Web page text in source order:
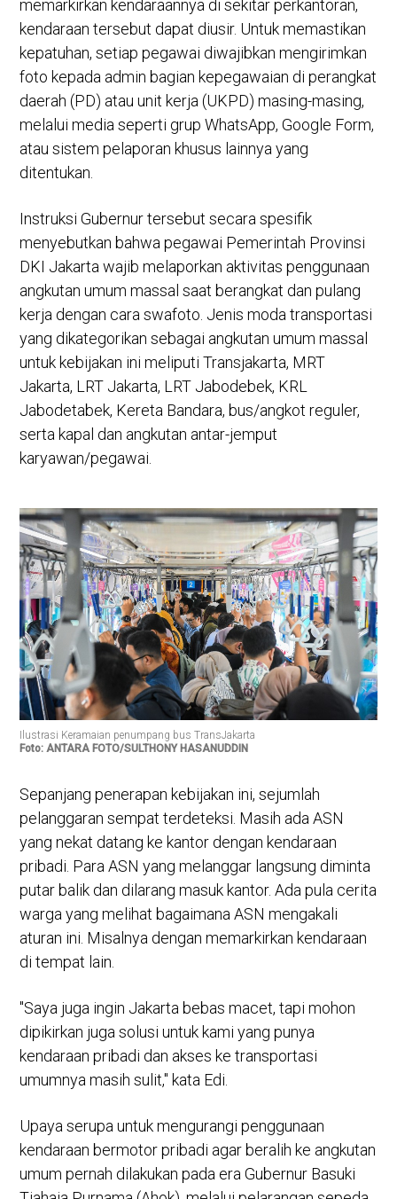
memarkirkan kendaraannya di sekitar perkantoran,
kendaraan tersebut dapat diusir. Untuk memastikan
kepatuhan, setiap pegawai diwajibkan mengirimkan
foto kepada admin bagian kepegawaian di perangkat
daerah (PD) atau unit kerja (UKPD) masing-masing,
melalui media seperti grup WhatsApp, Google Form,
atau sistem pelaporan khusus lainnya yang
ditentukan.
Instruksi Gubernur tersebut secara spesifik
menyebutkan bahwa pegawai Pemerintah Provinsi
DKI Jakarta wajib melaporkan aktivitas penggunaan
angkutan umum massal saat berangkat dan pulang
kerja dengan cara swafoto. Jenis moda transportasi
yang dikategorikan sebagai angkutan umum massal
untuk kebijakan ini meliputi Transjakarta, MRT
Jakarta, LRT Jakarta, LRT Jabodebek, KRL
Jabodetabek, Kereta Bandara, bus/angkot reguler,
serta kapal dan angkutan antar-jemput
karyawan/pegawai.
Ilustrasi Keramaian penumpang bus TransJakarta
Foto: ANTARA FOTO/SULTHONY HASANUDDIN
Sepanjang penerapan kebijakan ini, sejumlah
pelanggaran sempat terdeteksi. Masih ada ASN
yang nekat datang ke kantor dengan kendaraan
pribadi. Para ASN yang melanggar langsung diminta
putar balik dan dilarang masuk kantor. Ada pula cerita
warga yang melihat bagaimana ASN mengakali
aturan ini. Misalnya dengan memarkirkan kendaraan
di tempat lain.
"Saya juga ingin Jakarta bebas macet, tapi mohon
dipikirkan juga solusi untuk kami yang punya
kendaraan pribadi dan akses ke transportasi
umumnya masih sulit," kata Edi.
Upaya serupa untuk mengurangi penggunaan
kendaraan bermotor pribadi agar beralih ke angkutan
umum pernah dilakukan pada era Gubernur Basuki